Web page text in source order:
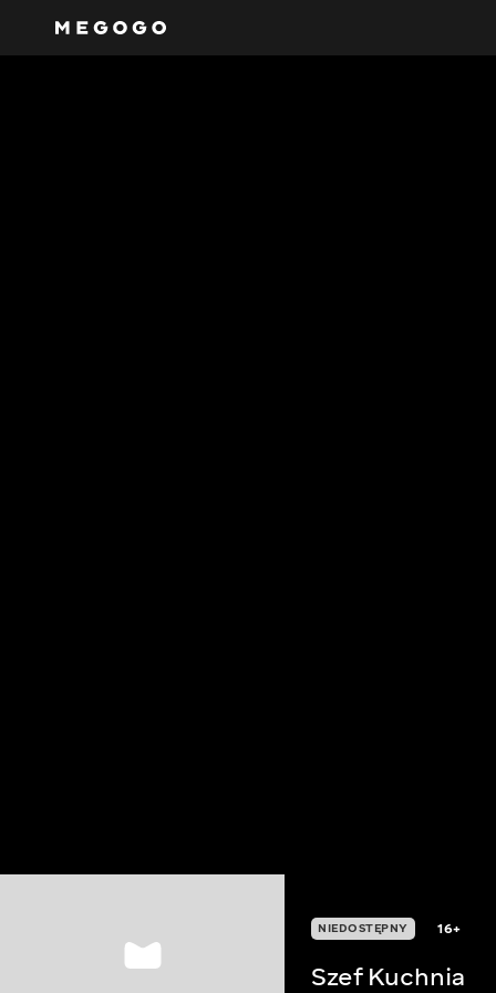
NIEDOSTĘPNY 16+
Szef Kuchnia